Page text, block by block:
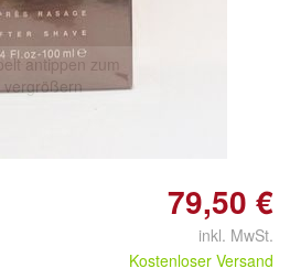
antippen zum
vergrößern
79,50 €
inkl. MwSt.
Kostenloser Versand